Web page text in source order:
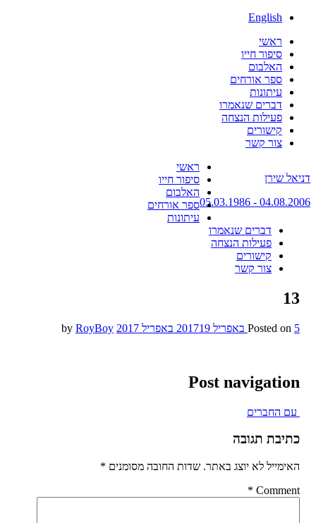
English
ראשי
סיפור חייו
האלבום
ספר אורחים
עיתונות
דברים שנאמרו
פעילות הנצחה
קישורים
צור קשר
דניאל שירן
04.08.2006 - 05.03.1986
Skip
to
content
ראשי
סיפור חייו
האלבום
ספר אורחים
עיתונות
דברים שנאמרו
פעילות הנצחה
קישורים
צור קשר
13
Posted on 5 באפריל 2017 19 באפריל 2017 RoyBoy
Post navigation
עם החברים
כתיבת תגובה
האימייל לא יוצג באתר. שדות החובה מסומנים *
Comment
*